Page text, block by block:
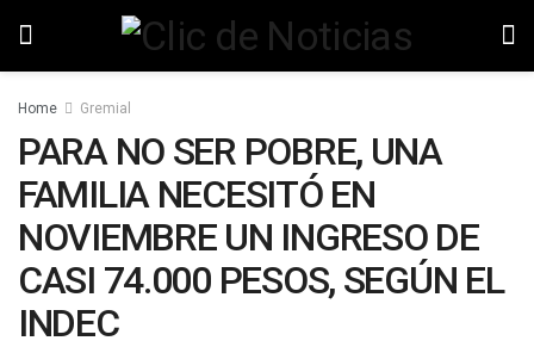
Home Gremial
PARA NO SER POBRE, UNA
FAMILIA NECESITÓ EN
NOVIEMBRE UN INGRESO DE
CASI 74.000 PESOS, SEGÚN EL
INDEC